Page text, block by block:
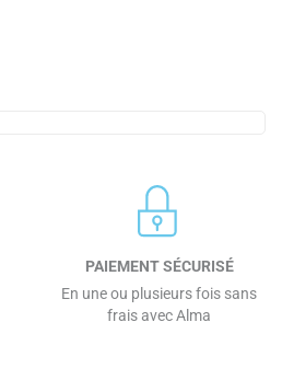
PAIEMENT SÉCURISÉ
En une ou plusieurs fois sans
frais avec Alma